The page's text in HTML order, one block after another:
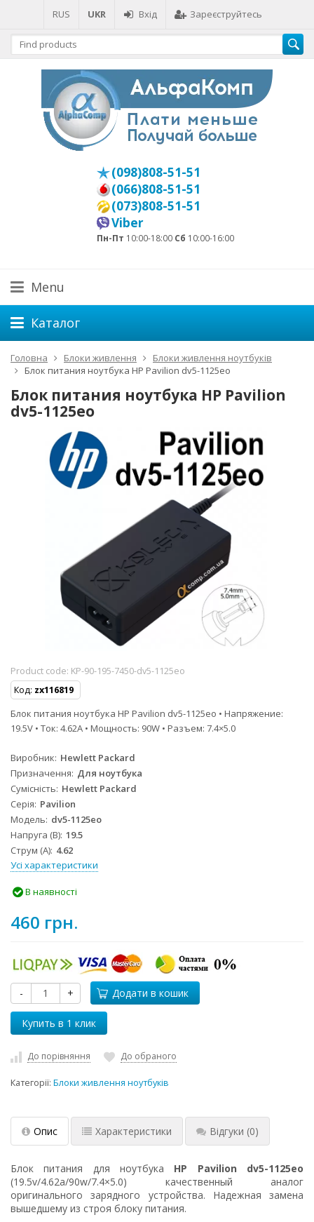
RUS UKR Вхід Зареєструйтесь
(098)808-51-51
(066)808-51-51
(073)808-51-51
Viber
Пн-Пт 10:00-18:00 Сб 10:00-16:00
Menu
Каталог
Головна Блоки живлення
Блоки живлення ноутбуків
Блок питания ноутбука HP Pavilion dv5-1125eo
Блок питания ноутбука HP Pavilion
dv5-1125eo
Product code: KP-90-195-7450-dv5-1125eo
Код: zx116819
Блок питания ноутбука HP Pavilion dv5-1125eo • Напряжение:
19.5V • Ток: 4.62A • Мощность: 90W • Разъем: 7.4×5.0
Виробник Hewlett Packard
Призначення Для ноутбука
Сумісність Hewlett Packard
Серія Pavilion
Модель dv5-1125eo
Напруга (В) 19.5
Струм (А) 4.62
Усі характеристики
В наявності
460 грн.
- + Додати в кошик
До порівняння До обраного
Категорії: Блоки живлення ноутбуків
Опис Характеристики Відгуки (0)
Блок питания для ноутбука HP Pavilion dv5-1125eo
(19.5v/4.62a/90w/7.4×5.0) качественный аналог
оригинального зарядного устройства. Надежная замена
вышедшему из строя блоку питания.